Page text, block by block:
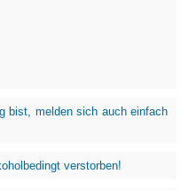
bist, melden sich auch einfach
verstorben!